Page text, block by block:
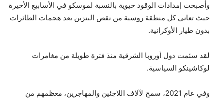
وأصبحت إمدادات الوقود حيوية بالنسبة لموسكو في الأسابيع الأخيرة
حيث تعاني كل منطقة روسية من نقص البنزين بعد هجمات الطائرات
بدون طيار الأوكرانية.
لقد سئمت دول أوروبا الشرقية منذ فترة طويلة من مغامرات
لوكاشينكو السياسية.
وفي عام 2021، سمح لآلاف اللاجئين والمهاجرين، معظمهم من